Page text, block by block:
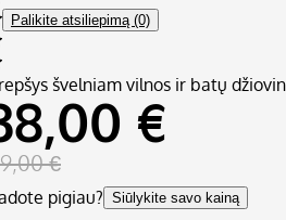
Palikite atsiliepimą (0)
švelniam vilnos ir batų
€
€
pigiau? Siūlykite savo kainą